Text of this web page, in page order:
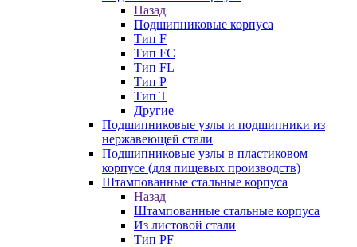
Назад
Подшипниковые корпуса
Тип F
Тип FC
Тип FL
Тип P
Тип T
Другие
Подшипниковые узлы и подшипники из
нержавеющей стали
Подшипниковые узлы в пластиковом
корпусе (для пищевых производств)
Штампованные стальные корпуса
Назад
Штампованные стальные корпуса
Из листовой стали
Тип PF